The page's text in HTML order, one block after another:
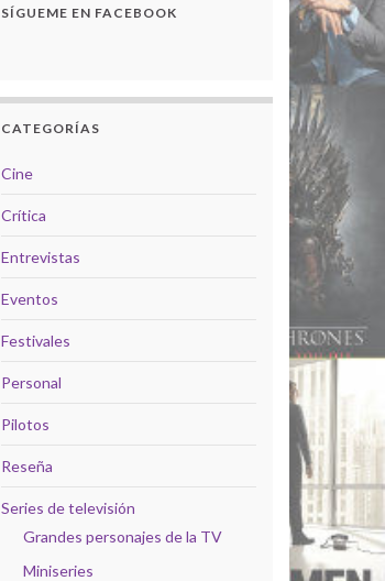
SÍGUEME EN FACEBOOK
CATEGORÍAS
Cine
Crítica
Entrevistas
Eventos
Festivales
Personal
Pilotos
Reseña
Series de televisión
Grandes personajes de la TV
Miniseries